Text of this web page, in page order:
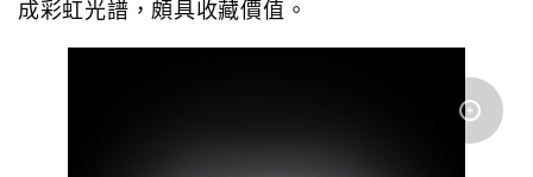
成彩虹光譜，頗具收藏價值。